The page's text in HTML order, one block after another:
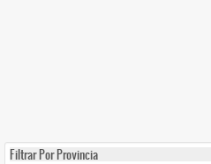
Filtrar Por Provincia